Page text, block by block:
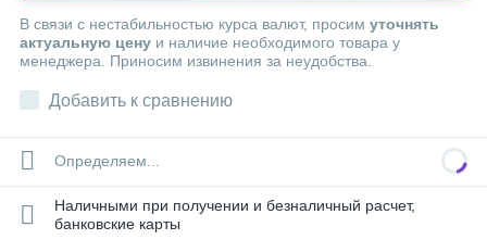
В связи с нестабильностью курса валют, просим уточнять
актуальную цену и наличие необходимого товара у
менеджера. Приносим извинения за неудобства.
Добавить к сравнению
Определяем...
Наличными при получении и безналичный расчет,
банковские карты